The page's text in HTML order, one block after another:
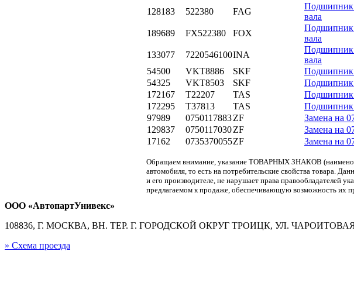
128183
522380 FAG
Подшипник
вала
189689 FX522380 FOX
Подшипник
вала
133077 7220546100INA
Подшипник
вала
54500
VKT8886 SKF Подшипник
54325
VKT8503 SKF Подшипник
172167
T22207 TAS Подшипник
172295
T37813 TAS Подшипник
97989
0750117883ZF Замена на
129837
0750117030ZF Замена на
17162
0735370055ZF Замена на
Обращаем внимание, указание ТОВАРНЫХ ЗНАКОВ
автомобиля, то есть на потребительские свойства товара.
и его производителе, не нарушает права правообладателей
предлагаемом к продаже, обеспечивающую возможность их
ООО «АвтопартУнивекс»
108836, Г. МОСКВА, ВН. ТЕР. Г. ГОРОДСКОЙ ОКРУГ ТРОИЦК, УЛ.
» Схема проезда